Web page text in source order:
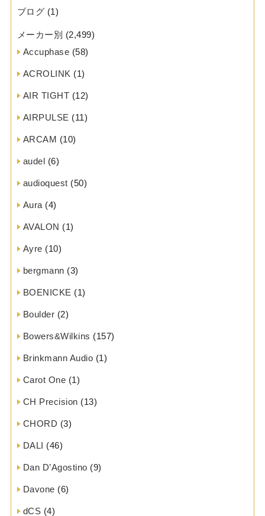
ブログ (1)
メーカー別 (2,499)
Accuphase (58)
ACROLINK (1)
AIR TIGHT (12)
AIRPULSE (11)
ARCAM (10)
audel (6)
audioquest (50)
Aura (4)
AVALON (1)
Ayre (10)
bergmann (3)
BOENICKE (1)
Boulder (2)
Bowers&Wilkins (157)
Brinkmann Audio (1)
Carot One (1)
CH Precision (13)
CHORD (3)
DALI (46)
Dan D’Agostino (9)
Davone (6)
dCS (4)